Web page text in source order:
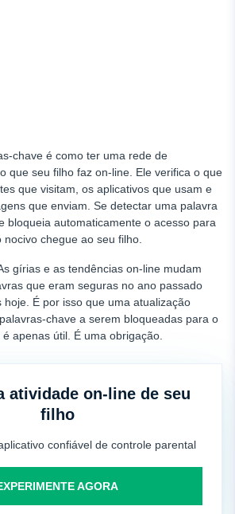
chave é como ter uma rede de
que seu filho faz on-line. Ele verifica o que
que visitam, os aplicativos que usam e
que enviam. Se detectar uma palavra
bloqueia automaticamente o acesso para
chegue ao seu filho.
gírias e as tendências on-line mudam
que eram seguras no ano passado
hoje. É por isso que uma atualização
chave a serem bloqueadas para o
apenas útil. É uma obrigação.
atividade on-line de seu
filho
confiável de controle parental
AGORA